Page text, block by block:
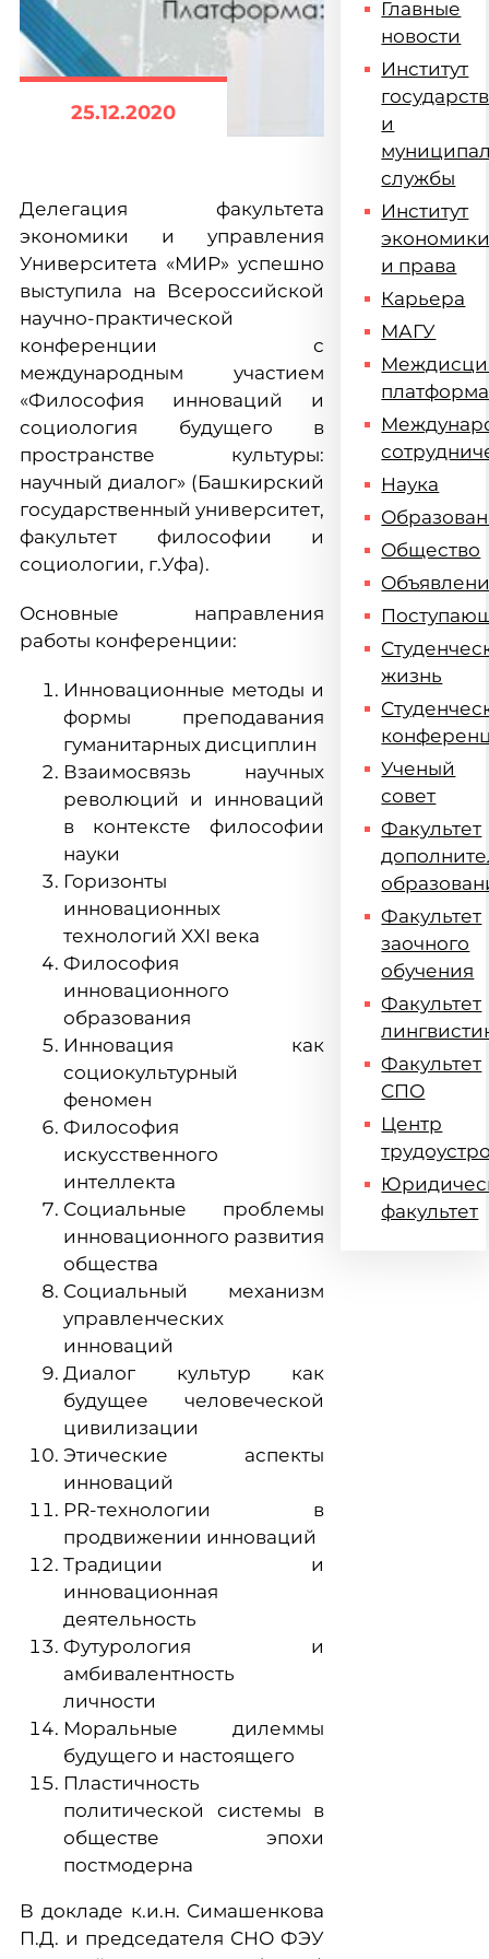
25.12.2020
Делегация факультета
экономики и управления
Университета «МИР» успешно
выступила на Всероссийской
научно-практической
конференции с
международным участием
«Философия инноваций и
социология будущего в
пространстве культуры:
научный диалог» (Башкирский
государственный университет,
факультет философии и
социологии, г.Уфа).
Основные направления
работы конференции:
Инновационные методы и
формы преподавания
гуманитарных дисциплин
Взаимосвязь научных
революций и инноваций
в контексте философии
науки
Горизонты
инновационных
технологий XXI века
Философия
инновационного
образования
Инновация как
социокультурный
феномен
Философия
искусственного
интеллекта
Социальные проблемы
инновационного развития
общества
Социальный механизм
управленческих
инноваций
Диалог культур как
будущее человеческой
цивилизации
Этические аспекты
инноваций
PR-технологии в
продвижении инноваций
Традиции и
инновационная
деятельность
Футурология и
амбивалентность
личности
Моральные дилеммы
будущего и настоящего
Пластичность
политической системы в
обществе эпохи
постмодерна
В докладе к.и.н. Симашенкова
П.Д. и председателя СНО ФЭУ
Главные
новости
Институт
и
службы
Институт
и права
Карьера
МАГУ
платформа
Наука
Общество
жизнь
Ученый
совет
Факультет
Факультет
заочного
обучения
Факультет
Факультет
СПО
Центр
факультет